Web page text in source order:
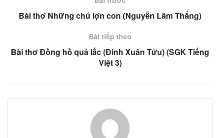
Bài thơ Những chú lợn con (Nguyễn Lãm Thắng)
Bài tiếp theo
Bài thơ Đồng hồ quả lắc (Đinh Xuân Tửu) (SGK Tiếng
Việt 3)